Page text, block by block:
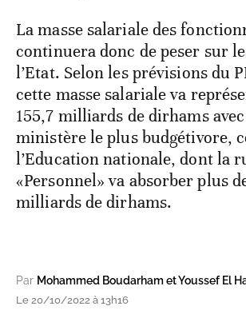
La masse salariale des
continuera donc de peser sur
l’Etat. Selon les prévisions du
cette masse salariale va
155,7 milliards de dirhams
ministère le plus budgétivore,
l’Education nationale, dont la
«Personnel» va absorber plus
milliards de dirhams.
Par Mohammed Boudarham et Youssef El
Le 20/10/2022 à 13h16